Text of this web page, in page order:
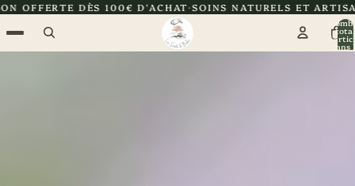
D'ACHAT SOINS NATURELS ET ARTISANAUX CERTIFIÉE
total
dans